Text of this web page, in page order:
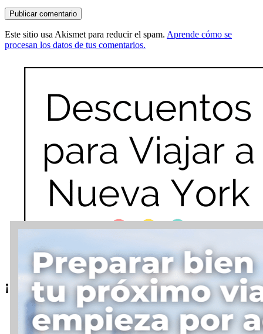
Este sitio usa Akismet para reducir el spam. Aprende cómo se
procesan los datos de tus comentarios.
¡Sígueme en mis Redes Sociales!